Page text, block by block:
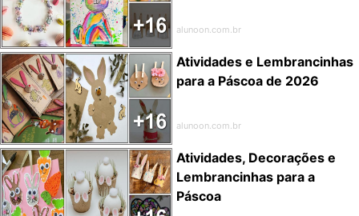
alunoon.com.br
Atividades e Lembrancinhas
para a Páscoa de 2026
alunoon.com.br
Atividades, Decorações e
Lembrancinhas para a
Páscoa